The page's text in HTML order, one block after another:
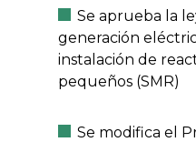
Se aprueba la
generación
instalación de
pequeños (SMR)
Se modifica el